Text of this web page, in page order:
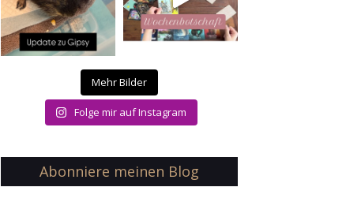
Mehr Bilder
Folge mir auf Instagram
Abonniere meinen Blog